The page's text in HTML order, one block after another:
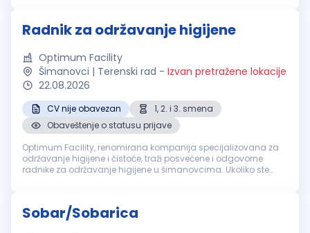
Radnik za održavanje higijene
Optimum Facility
Šimanovci | Terenski rad - Izvan pretražene lokacije
22.08.2026
CV nije obavezan
1, 2. i 3. smena
Obaveštenje o statusu prijave
Optimum Facility, renomirana kompanija specijalizovana za
održavanje higijene i čistoće, traži posvećene i odgovorne
radnike za održavanje higijene u šimanovcima. Ukoliko ste
Sobar/Sobarica